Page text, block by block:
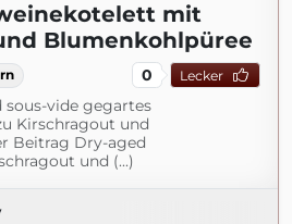
mit
Blumenkohlpüree
0 Lecker
vide gegartes
Kirschragout und
Beitrag Dry-aged
und (...)